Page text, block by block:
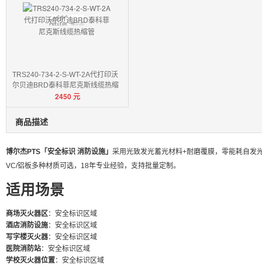
TRS240-734-2-S-WT-2A代打印沃
尔贝迪BRD泰科菲尼克斯线缆热缩
2450元
商品描述
博尔杰PTS「安全标识 消防设施」 采用光致发光蓄光材料+耐磨覆膜，零能耗自发
VC/铝板多种材质可选，18年专业经验，支持批量定制。
适用场景
商场灭火器区：安全标识区域
酒店消防设施：安全标识区域
写字楼灭火器：安全标识区域
医院消防站：安全标识区域
学校灭火器位置：安全标识区域